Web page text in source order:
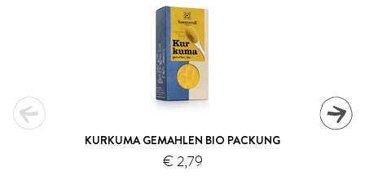
KURKUMA GEMAHLEN BIO PACKUNG
€ 2,79